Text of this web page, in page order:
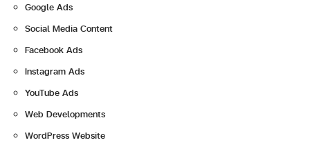
for:
Google Ads
Social Media Content
Facebook Ads
Instagram Ads
YouTube Ads
Web Developments
WordPress Website